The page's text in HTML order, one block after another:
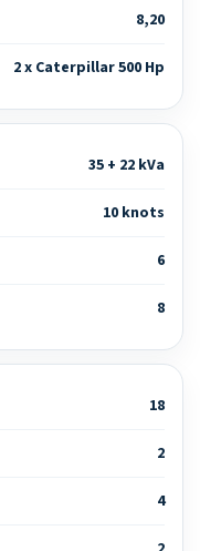
8,20
2 x Caterpillar 500 Hp
35 + 22 kVa
10 knots
6
8
18
2
4